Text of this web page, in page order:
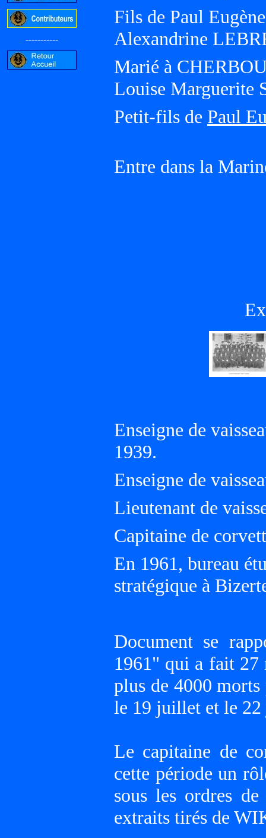
-----------
Fils de Paul
Alexandrine
Marié à
Louise Marguerite
Petit-fils de Paul
Entre dans la
Enseigne de
1939.
Enseigne de
Lieutenant de
Capitaine de
En 1961, bureau
stratégique à
Document se
1961" qui a fait 27
plus de 4000
le 19 juillet et le 22
Le capitaine de
cette période un
sous les ordres
extraits tirés de